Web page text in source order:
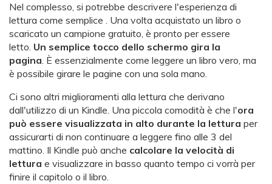
Nel complesso, si potrebbe descrivere l'esperienza di
lettura come semplice . Una volta acquistato un libro o
scaricato un campione gratuito, è pronto per essere
letto. Un semplice tocco dello schermo gira la
pagina. È essenzialmente come leggere un libro vero, ma
è possibile girare le pagine con una sola mano.
Ci sono altri miglioramenti alla lettura che derivano
dall'utilizzo di un Kindle. Una piccola comodità è che l'ora
può essere visualizzata in alto durante la lettura per
assicurarti di non continuare a leggere fino alle 3 del
mattino. Il Kindle può anche calcolare la velocità di
lettura e visualizzare in basso quanto tempo ci vorrà per
finire il capitolo o il libro.